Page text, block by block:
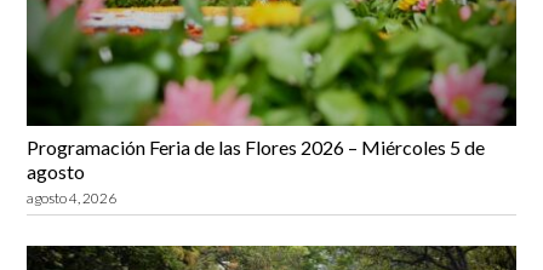
Programación Feria de las Flores 2026 – Miércoles 5 de
agosto
agosto 4, 2026